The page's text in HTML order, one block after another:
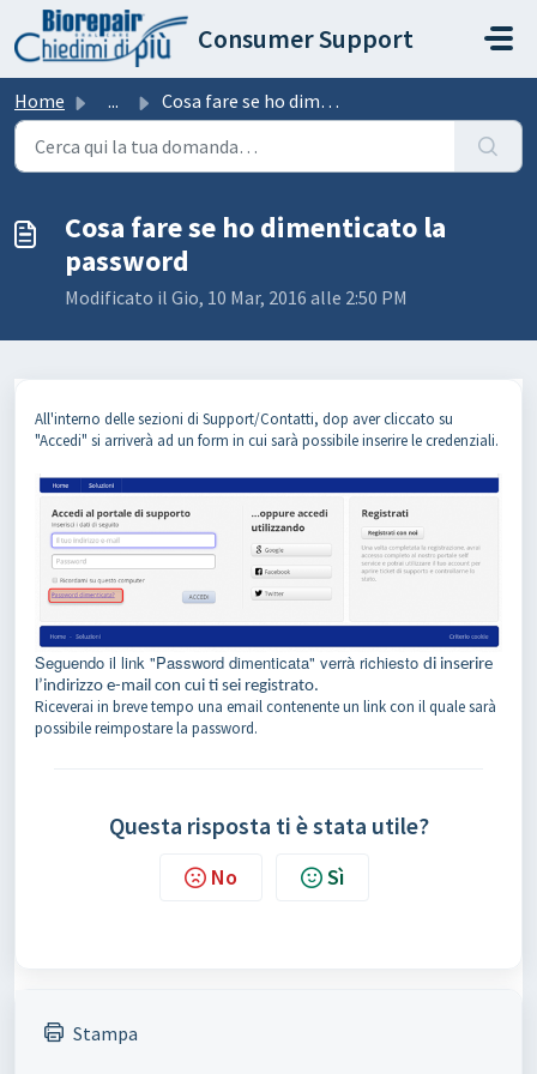
Salta al contenuto principale
Consumer Support
Home ... Cosa fare se ho dimenticato la password
Cosa fare se ho dimenticato la
password
Modificato il Gio, 10 Mar, 2016 alle 2:50 PM
All'interno delle sezioni di Support/Contatti, dop aver cliccato su
"Accedi" si arriverà ad un form in cui sarà possibile inserire le credenziali.
Seguendo il link "Password dimenticata" verrà richiesto di inserire
l’indirizzo e-mail con cui ti sei registrato.
Riceverai in breve tempo una email contenente un link con il quale sarà
possibile reimpostare la password.
Questa risposta ti è stata utile?
No Sì
Stampa